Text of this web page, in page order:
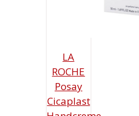
LA
ROCHE
Posay
Cicaplast